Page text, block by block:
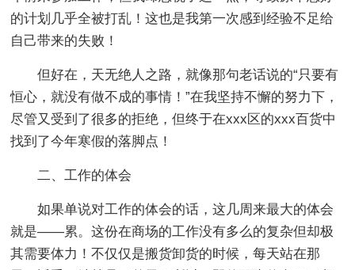
的计划几乎全被打乱！这也是我第一次感到经验不足给
自己带来的失败！
但好在，天无绝人之路，就像那句老话说的“只要有
恒心，就没有做不成的事情！”在我坚持不懈的努力下，
尽管又受到了很多的拒绝，但终于在xxx区的xxx百货中
找到了今年寒假的落脚点！
二、工作的体会
如果单说对工作的体会的话，这几周来最大的体会
就是——累。这份在商场的工作没有多么的复杂但却极
其需要体力！不仅仅是搬货卸货的时候，每天站在那